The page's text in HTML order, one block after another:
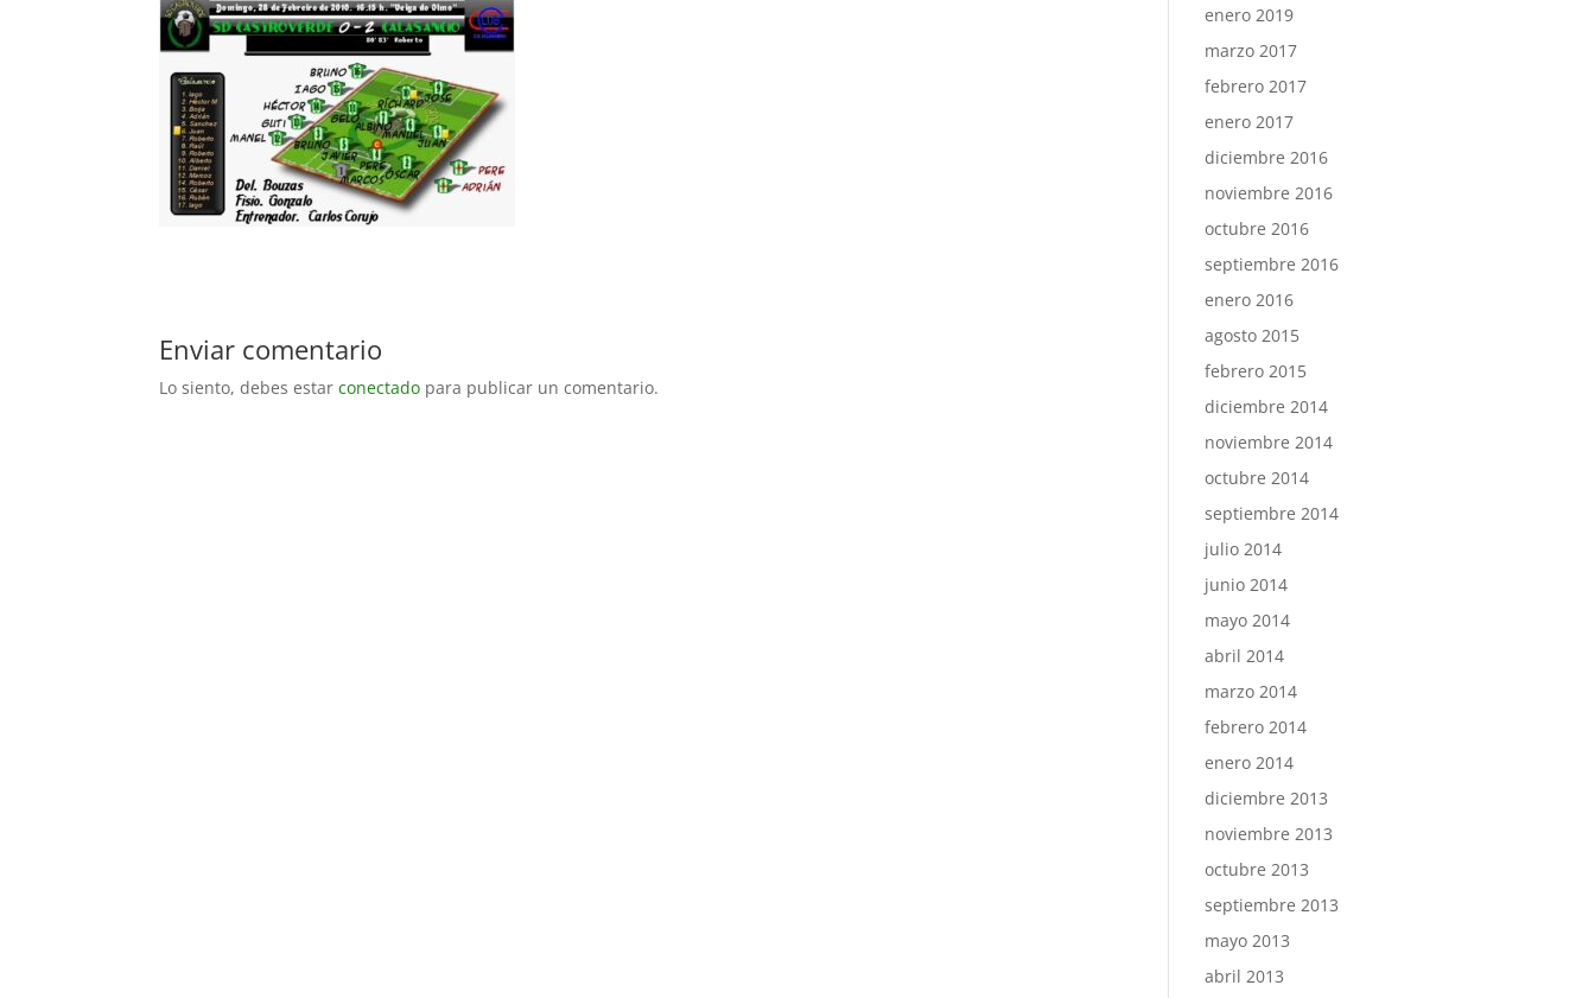
Enviar comentario
Lo siento, debes estarconectado para publicar un comentario.
enero 2019
marzo 2017
febrero 2017
enero 2017
diciembre 2016
noviembre 2016
octubre 2016
septiembre 2016
enero 2016
agosto 2015
febrero 2015
diciembre 2014
noviembre 2014
octubre 2014
septiembre 2014
julio 2014
junio 2014
mayo 2014
abril 2014
marzo 2014
febrero 2014
enero 2014
diciembre 2013
noviembre 2013
octubre 2013
septiembre 2013
mayo 2013
abril 2013